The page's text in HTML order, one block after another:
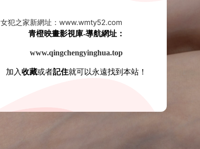
女犯之家新網址：www.wmty52.com
青橙映畫影視庫-導航網址：
www.qingchengyinghua.top
加入收藏或者記住就可以永遠找到本站！